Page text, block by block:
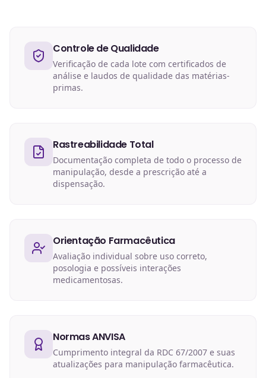
Controle de Qualidade
Verificação de cada lote com certificados de
análise e laudos de qualidade das matérias-
primas.
Rastreabilidade Total
Documentação completa de todo o processo de
manipulação, desde a prescrição até a
dispensação.
Orientação Farmacêutica
Avaliação individual sobre uso correto,
posologia e possíveis interações
medicamentosas.
Normas ANVISA
Cumprimento integral da RDC 67/2007 e suas
atualizações para manipulação farmacêutica.